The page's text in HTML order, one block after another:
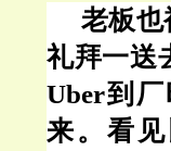
老板也
礼拜一送
Uber到
来。看